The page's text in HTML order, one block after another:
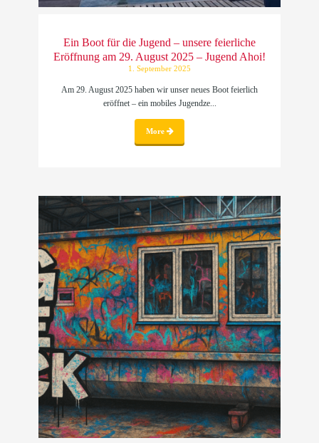
Ein Boot für die Jugend – unsere feierliche
Eröffnung am 29. August 2025 – Jugend Ahoi!
1. September 2025
Am 29. August 2025 haben wir unser neues Boot feierlich
eröffnet – ein mobiles Jugendze...
More